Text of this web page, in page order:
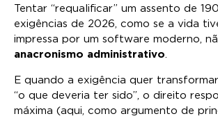
Tentar “requalificar” um assento de
exigências de 2026, como se a vida
impressa por um software moderno,
anacronismo administrativo.
E quando a exigência quer
“o que deveria ter sido”, o direito
máxima (aqui, como argumento de